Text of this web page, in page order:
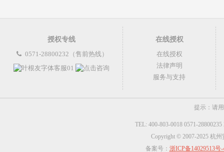
授权专线
0571-28800232（售前热线）
在线授权
在线授权
法律声明
服务与支持
提示：请
TEL: 400-803-0018 0571-
Copyright © 2007-2025 杭
备案号： 浙ICP备14029513号-